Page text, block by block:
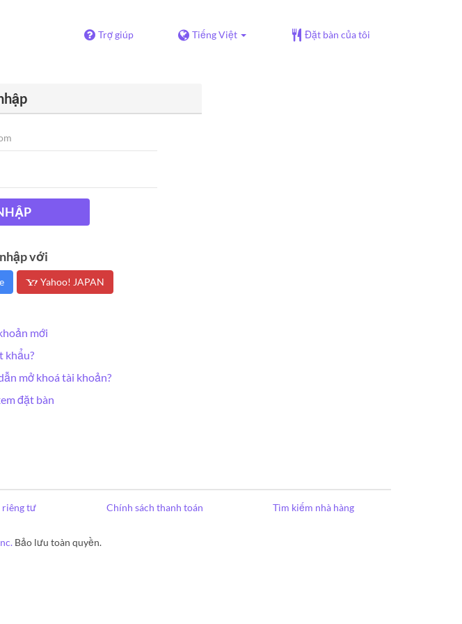
Trợ giúp Tiếng Việt Đặt bàn của tôi
với
Yahoo! JAPAN
mới
khẩu?
mở khoá tài khoản?
đặt bàn
riêng tư Chính sách thanh toán Tìm kiếm nhà hàng
Bảo lưu toàn quyền.